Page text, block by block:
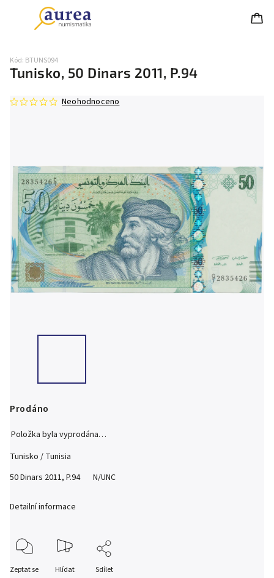
Tunisko, 50 Dinars 2011, P.94
Kód: BTUNS094
Neohodnoceno
Prodáno
Položka byla vyprodána…
Tunisko / Tunisia
50 Dinars 2011, P.94 N/UNC
Detailní informace
Zeptat se Hlídat Sdílet